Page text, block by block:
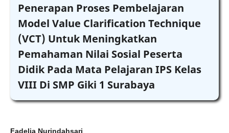
Penerapan Proses Pembelajaran
Model Value Clarification Technique
(VCT) Untuk Meningkatkan
Pemahaman Nilai Sosial Peserta
Didik Pada Mata Pelajaran IPS Kelas
VIII Di SMP Giki 1 Surabaya
Fadelia Nurindahsari